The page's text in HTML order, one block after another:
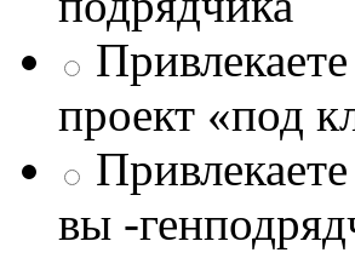
проект «под
вы -